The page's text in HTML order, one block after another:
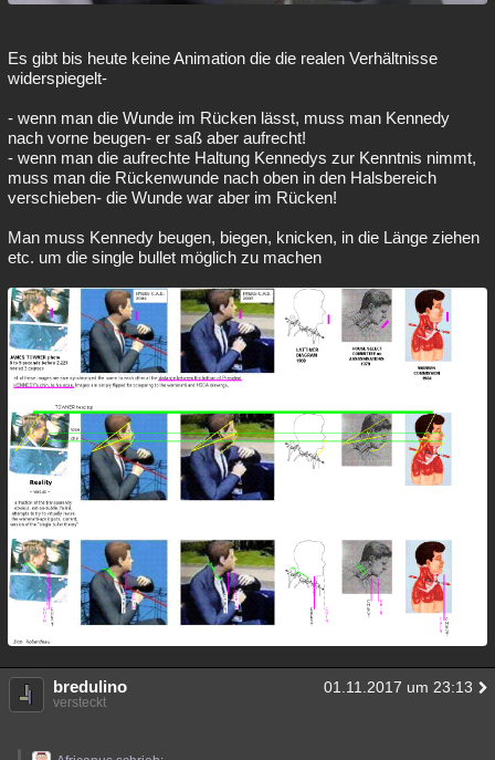
Es gibt bis heute keine Animation die die realen Verhältnisse
widerspiegelt-
- wenn man die Wunde im Rücken lässt, muss man Kennedy
nach vorne beugen- er saß aber aufrecht!
- wenn man die aufrechte Haltung Kennedys zur Kenntnis nimmt,
muss man die Rückenwunde nach oben in den Halsbereich
verschieben- die Wunde war aber im Rücken!
Man muss Kennedy beugen, biegen, knicken, in die Länge ziehen
etc. um die single bullet möglich zu machen
bredulino 01.11.2017 um 23:13
versteckt